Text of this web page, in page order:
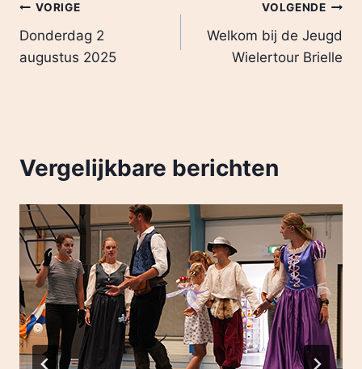
VORIGE
Donderdag 2
augustus 2025
VOLGENDE
Welkom bij de Jeugd
Wielertour Brielle
Vergelijkbare berichten